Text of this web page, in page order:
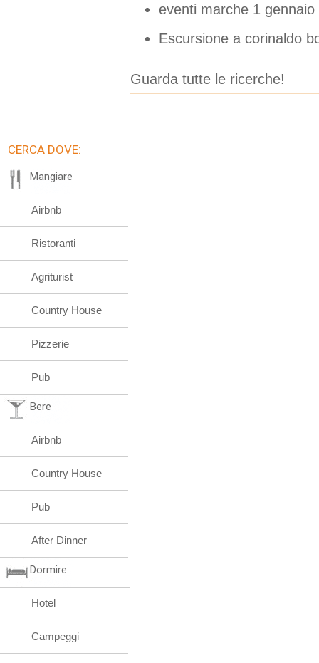
eventi marche 1 gennaio
Escursione a corinaldo
Guarda tutte le ricerche!
CERCA DOVE:
Mangiare
Airbnb
Ristoranti
Agriturist
Country House
Pizzerie
Pub
Bere
Airbnb
Country House
Pub
After Dinner
Dormire
Hotel
Campeggi